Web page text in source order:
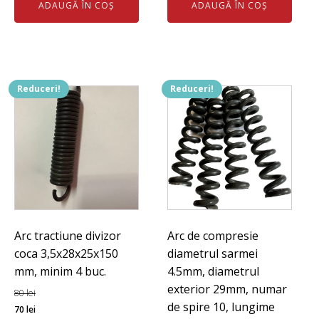
fost:
este:
345 lei.
ADAUGĂ ÎN COȘ
fost:
este:
374 lei.
ADAUGĂ ÎN COȘ
Reduceri!
Arc tractiune divizor
coca 3,5x28x25x150
mm, minim 4 buc.
80lei
Prețul
70 leiPrețul
Reduceri!
Arc de compresie
diametrul sarmei
4.5mm, diametrul
exterior 29mm, numar
de spire 10, lungime